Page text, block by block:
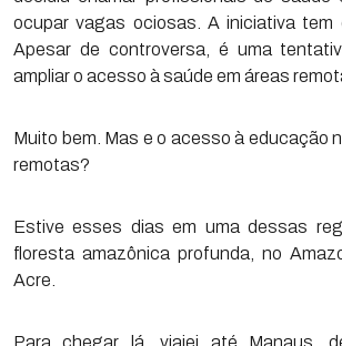
ocupar vagas ociosas. A iniciativa tem
Apesar de controversa, é uma
ampliar o acesso à saúde em áreas
Muito bem. Mas e o acesso à educação
remotas?
Estive esses dias em uma dessas
floresta amazônica profunda, no
Acre.
Para chegar lá, viajei até Manaus,